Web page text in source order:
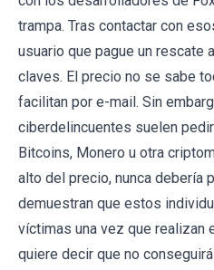
trampa. Tras contactar con
usuario que pague un rescate
claves. El precio no se sabe
facilitan por e-mail. Sin
ciberdelincuentes suelen
Bitcoins, Monero u otra
alto del precio, nunca debería
demuestran que estos
víctimas una vez que realizan
quiere decir que no